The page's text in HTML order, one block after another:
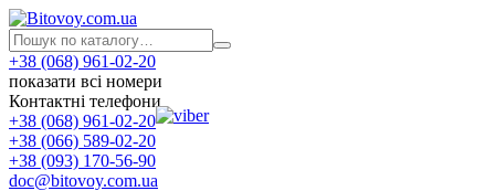
+38 (068) 961-02-20
показати всі номери
Контактні телефони
+38 (068) 961-02-20
+38 (066) 589-02-20
+38 (093) 170-56-90
doc@bitovoy.com.ua